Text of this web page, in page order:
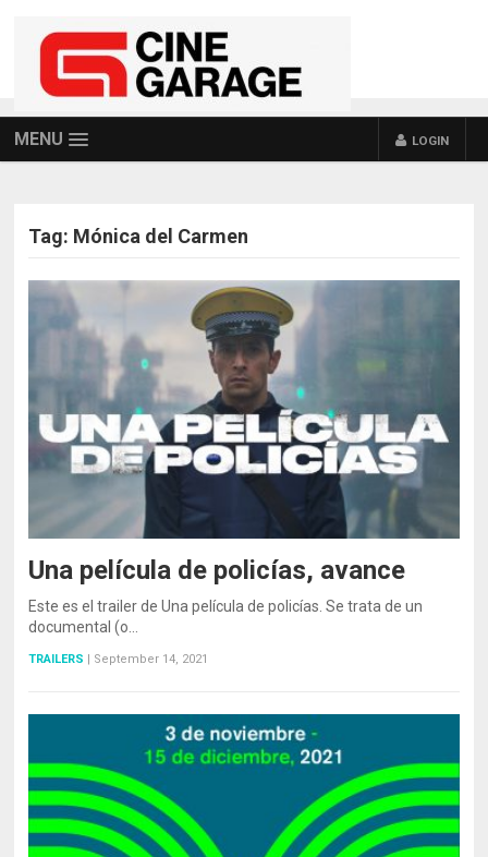
MENU LOGIN
Tag: Mónica del Carmen
Una película de policías, avance
Este es el trailer de Una película de policías. Se trata de un
documental (o…
TRAILERS September 14, 2021